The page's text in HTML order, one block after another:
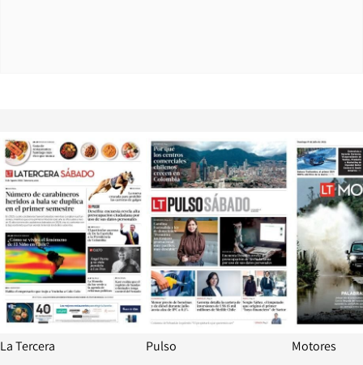
Opens in new window
La Tercera
Opens in
Pulso Motores